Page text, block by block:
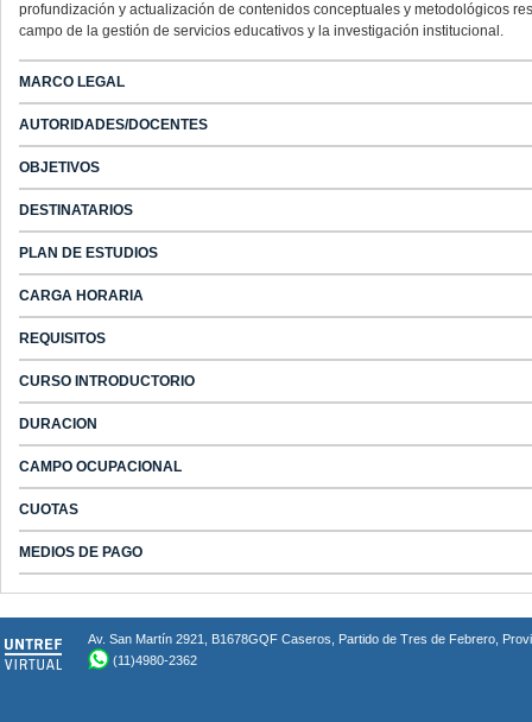
profundización y actualización de contenidos conceptuales y metodológicos
campo de la gestión de servicios educativos y la investigación institucional.
MARCO LEGAL
AUTORIDADES/DOCENTES
OBJETIVOS
DESTINATARIOS
PLAN DE ESTUDIOS
CARGA HORARIA
REQUISITOS
CURSO INTRODUCTORIO
DURACION
CAMPO OCUPACIONAL
CUOTAS
MEDIOS DE PAGO
Av. San Martín 2921, B1678GQF Caseros, Partido de Tres de Febrero,
(11)4980-2362